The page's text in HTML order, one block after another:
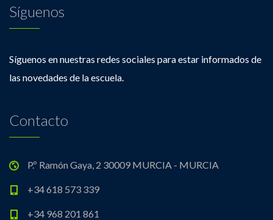
Síguenos
Síguenos en nuestras redes sociales para estar informados de
las novedades de la escuela.
Contacto
P.º Ramón Gaya, 2 30009 MURCIA - MURCIA
+34 618 573 339
+34 968 201 861